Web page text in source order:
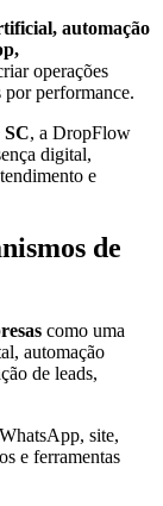
automação
operações
por performance.
SC, a DropFlow
digital,
e
de
como uma
automação
de leads,
site,
e ferramentas